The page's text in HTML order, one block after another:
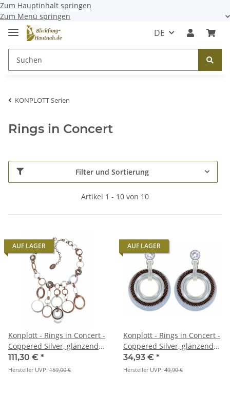
Zum Hauptinhalt springen
Zum Menü springen
DE
KONPLOTT Serien
Rings in Concert
Filter und Sortierung
Artikel 1 - 10 von 10
AUF LAGER
Konplott - Rings in Concert -
Coppered Silver, glänzendes
Silber / Antikkupfer,
Halskette
111,30 € *
Hersteller UVP: 159,00 €
AUF LAGER
Konplott - Rings in Concert -
Coppered Silver, glänzendes
Silber / Antikkupfer,
Ohrringe mit Stecker und
34,93 € *
Hersteller UVP: 49,90 €